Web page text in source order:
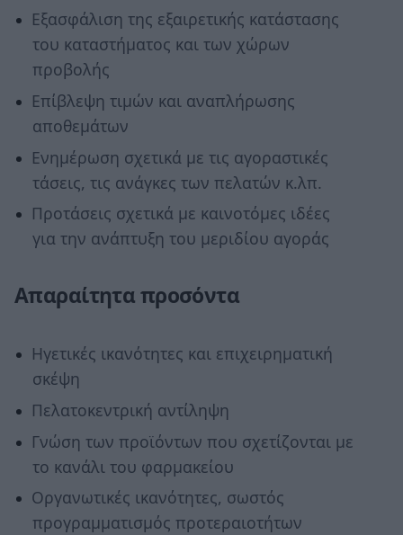
Εξασφάλιση της εξαιρετικής κατάστασης
του καταστήματος και των χώρων
προβολής
Επίβλεψη τιμών και αναπλήρωσης
αποθεμάτων
Ενημέρωση σχετικά με τις αγοραστικές
τάσεις, τις ανάγκες των πελατών κ.λπ.
Προτάσεις σχετικά με καινοτόμες ιδέες
για την ανάπτυξη του μεριδίου αγοράς
Απαραίτητα προσόντα
Ηγετικές ικανότητες και επιχειρηματική
σκέψη
Πελατοκεντρική αντίληψη
Γνώση των προϊόντων που σχετίζονται με
το κανάλι του φαρμακείου
Οργανωτικές ικανότητες, σωστός
προγραμματισμός προτεραιοτήτων